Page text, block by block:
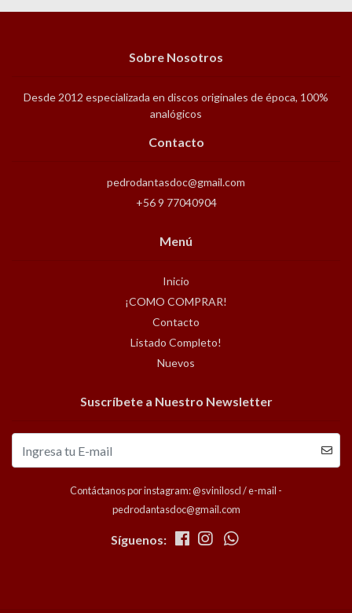
Sobre Nosotros
Desde 2012 especializada en discos originales de época, 100%
analógicos
Contacto
pedrodantasdoc@gmail.com
+56 9 77040904
Menú
Inicio
¡COMO COMPRAR!
Contacto
Listado Completo!
Nuevos
Suscríbete a Nuestro Newsletter
Contáctanos por instagram: @sviniloscl / e-mail -
pedrodantasdoc@gmail.com
Síguenos: